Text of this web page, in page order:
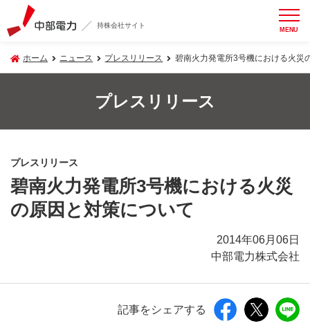
持株会社サイト MENU
ホーム ニュース プレスリリース 碧南火力発電所3号機における火災
プレスリリース
プレスリリース
碧南火力発電所3号機における火災
の原因と対策について
2014年06月06日
中部電力株式会社
記事をシェアする